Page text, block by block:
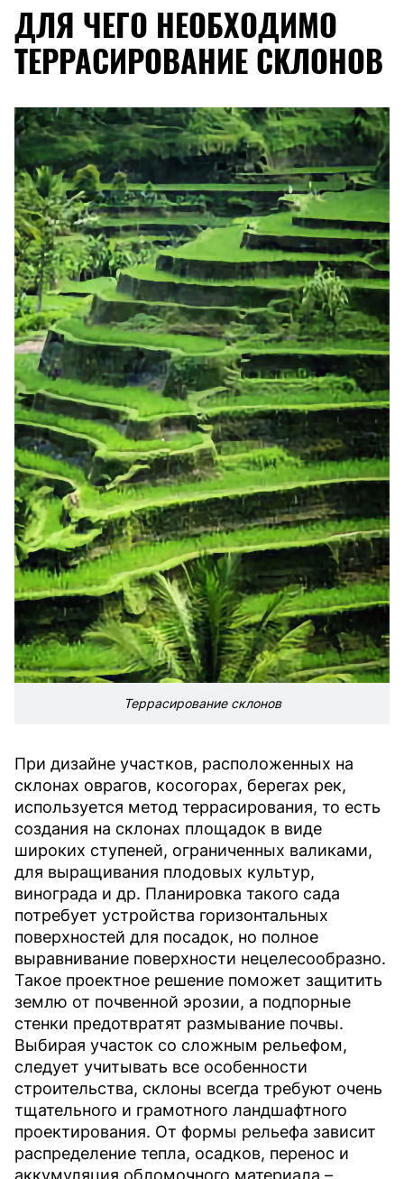
ДЛЯ ЧЕГО НЕОБХОДИМО
ТЕРРАСИРОВАНИЕ СКЛОНОВ
Террасирование склонов
При дизайне участков, расположенных на
склонах оврагов, косогорах, берегах рек,
используется метод террасирования, то есть
создания на склонах площадок в виде
широких ступеней, ограниченных валиками,
для выращивания плодовых культур,
винограда и др. Планировка такого сада
потребует устройства горизонтальных
поверхностей для посадок, но полное
выравнивание поверхности нецелесообразно.
Такое проектное решение поможет защитить
землю от почвенной эрозии, а подпорные
стенки предотвратят размывание почвы.
Выбирая участок со сложным рельефом,
следует учитывать все особенности
строительства, склоны всегда требуют очень
тщательного и грамотного ландшафтного
проектирования. От формы рельефа зависит
распределение тепла, осадков, перенос и